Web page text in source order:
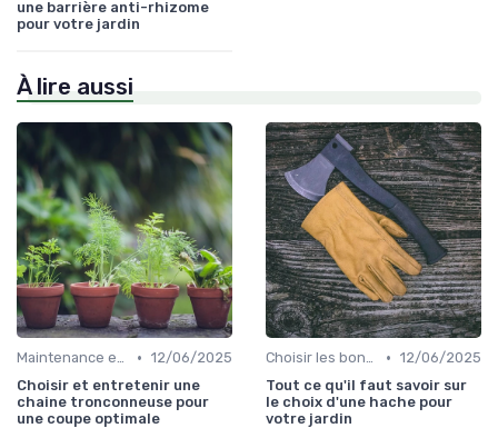
une barrière anti-rhizome
pour votre jardin
À lire aussi
Maintenance et entretien • 12/06/2025
Choisir et entretenir une
chaine tronconneuse pour
une coupe optimale
Choisir les bons outils • 12/06/2025
Tout ce qu'il faut savoir sur
le choix d'une hache pour
votre jardin